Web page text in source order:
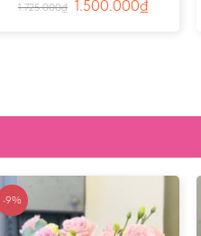
1.725.000₫ 1.500.000₫
-9%